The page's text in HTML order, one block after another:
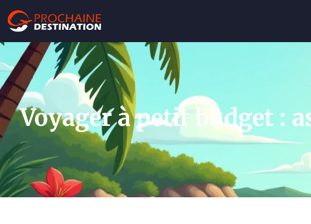
Voyager à petit budget :